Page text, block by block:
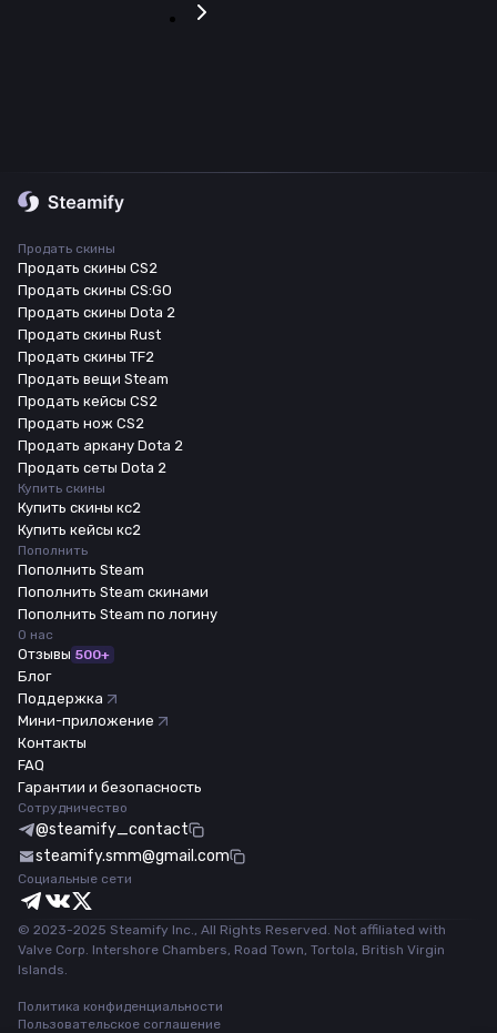
Продать скины
Продать скины CS2
Продать скины CS:GO
Продать скины Dota 2
Продать скины Rust
Продать скины TF2
Продать вещи Steam
Продать кейсы CS2
Продать нож CS2
Продать аркану Dota 2
Продать сеты Dota 2
Купить скины
Купить скины кс2
Купить кейсы кс2
Пополнить
Пополнить Steam
Пополнить Steam скинами
Пополнить Steam по логину
О нас
Отзывы 500+
Блог
Поддержка
Мини-приложение
Контакты
FAQ
Гарантии и безопасность
Сотрудничество
@steamify_contact
steamify.smm@gmail.com
Социальные сети
© 2023-2025 Steamify Inc., All Rights Reserved. Not affiliated with
Valve Corp. Intershore Chambers, Road Town, Tortola, British Virgin
Islands.
Политика конфиденциальности
Пользовательское соглашение